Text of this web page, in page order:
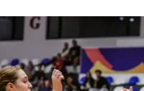
ליגה סינית
ליגות נוספות